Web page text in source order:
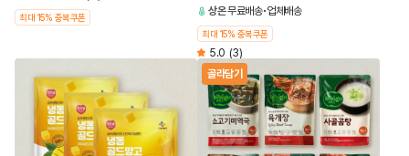
최대 15% 중복쿠폰 상온무료배송 업체배송
최대 15% 중복쿠폰
5.0 (3)
골라담기